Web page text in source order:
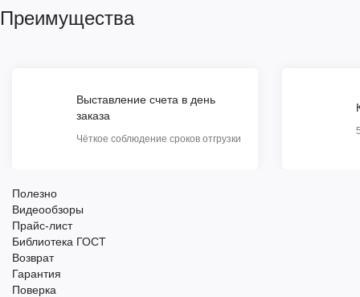
Преимущества
Выставление счета в день
заказа
Чёткое соблюдение сроков отгрузки
Полезно
Видеообзоры
Прайс-лист
Библиотека ГОСТ
Возврат
Гарантия
Поверка